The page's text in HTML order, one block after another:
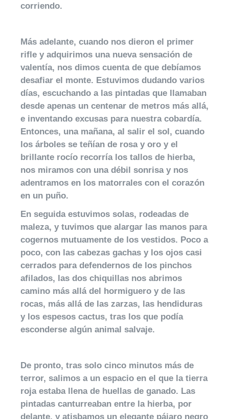
corriendo.
Más adelante, cuando nos dieron el primer
rifle y adquirimos una nueva sensación de
valentía, nos dimos cuenta de que debíamos
desafiar el monte. Estuvimos dudando varios
días, escuchando a las pintadas que llamaban
desde apenas un centenar de metros más allá,
e inventando excusas para nuestra cobardía.
Entonces, una mañana, al salir el sol, cuando
los árboles se teñían de rosa y oro y el
brillante rocío recorría los tallos de hierba,
nos miramos con una débil sonrisa y nos
adentramos en los matorrales con el corazón
en un puño.
En seguida estuvimos solas, rodeadas de
maleza, y tuvimos que alargar las manos para
cogernos mutuamente de los vestidos. Poco a
poco, con las cabezas gachas y los ojos casi
cerrados para defendernos de los pinchos
afilados, las dos chiquillas nos abrimos
camino más allá del hormiguero y de las
rocas, más allá de las zarzas, las hendiduras
y los espesos cactus, tras los que podía
esconderse algún animal salvaje.
De pronto, tras solo cinco minutos más de
terror, salimos a un espacio en el que la tierra
roja estaba llena de huellas de ganado. Las
pintadas canturreaban entre la hierba, por
delante, y atisbamos un elegante pájaro negro